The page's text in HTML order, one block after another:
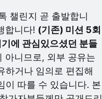
챌린지 곧 출발합니
합니다! (기존) 미션 5회
에 관심있으셨던 분들
아니므로, 외부 공유는
하거나 임의로 편집해
이 따를 수 있습니다. 본